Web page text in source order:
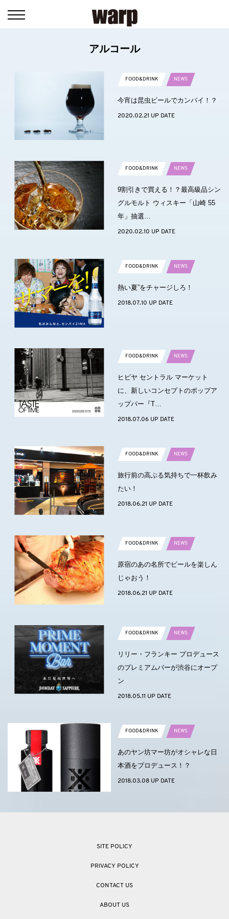
アルコール
FOOD&DRINK NEWS
今宵は昆虫ビールでカンパイ！？
2020.02.21 UP DATE
FOOD&DRINK NEWS
9割引きで買える！？最高級品シン
グルモルト ウィスキー「山崎 55
年」抽選…
2020.02.10 UP DATE
FOOD&DRINK NEWS
熱い夏”をチャージしろ！
2018.07.10 UP DATE
FOOD&DRINK NEWS
ヒビヤ セントラル マーケット
に、新しいコンセプトのポップア
ップバー『T…
2018.07.06 UP DATE
FOOD&DRINK NEWS
旅行前の高ぶる気持ちで一杯飲み
たい！
2018.06.21 UP DATE
FOOD&DRINK NEWS
原宿のあの名所でビールを楽しん
じゃおう！
2018.06.21 UP DATE
FOOD&DRINK NEWS
リリー・フランキー プロデュース
のプレミアムバーが渋谷にオープ
ン
2018.05.11 UP DATE
FOOD&DRINK NEWS
あのヤン坊マー坊がオシャレな日
本酒をプロデュース！？
2018.03.08 UP DATE
SITE POLICY
PRIVACY POLICY
CONTACT US
ABOUT US